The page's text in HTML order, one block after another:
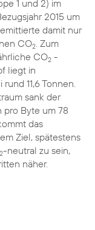
1 und 2) im
2015 um
damit nur
CO2. Zum
CO2-
liegt in
11,6 Tonnen.
sank der
pro Byte um 78
das
Ziel, spätestens
-neutral zu sein,
näher.